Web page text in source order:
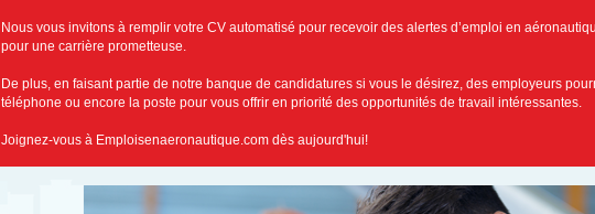
Nous vous invitons à remplir votre CV automatisé pour recevoir des alertes d’emploi en
pour une carrière prometteuse.
De plus, en faisant partie de notre banque de candidatures si vous le désirez, des employeurs
téléphone ou encore la poste pour vous offrir en priorité des opportunités de travail intéressantes.
Joignez-vous à Emploisenaeronautique.com dès aujourd'hui!